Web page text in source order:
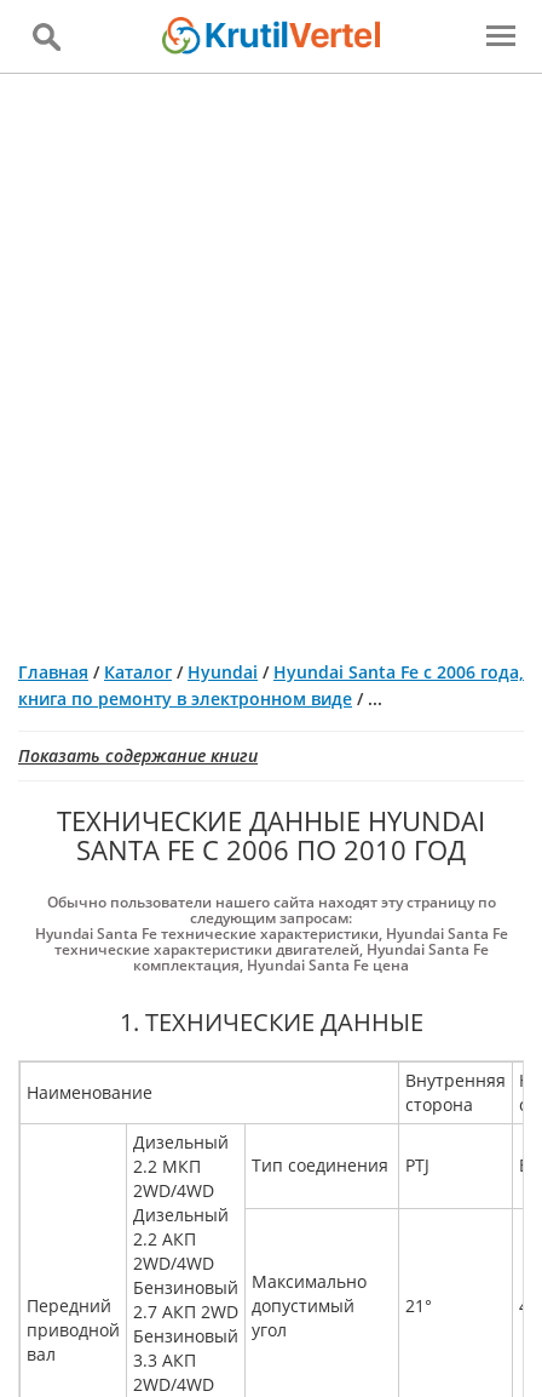
Главная / Каталог / Hyundai / Hyundai Santa Fe с 2006 года,
книга по ремонту в электронном виде / ...
Показать содержание книги
ТЕХНИЧЕСКИЕ ДАННЫЕ HYUNDAI
SANTA FE С 2006 ПО 2010 ГОД
Обычно пользователи нашего сайта находят эту страницу по
следующим запросам:
Hyundai Santa Fe технические характеристики, Hyundai Santa Fe
технические характеристики двигателей, Hyundai Santa Fe
комплектация, Hyundai Santa Fe цена
1. ТЕХНИЧЕСКИЕ ДАННЫЕ
Наименование
Внутренняя
сторона
Передний
приводной
вал
Дизельный
2.2 МКП
2WD/4WD
Дизельный
2.2 АКП
2WD/4WD
Бензиновый
2.7 АКП 2WD
Бензиновый
3.3 АКП
2WD/4WD
Тип соединения PTJ BJ
Максимально
допустимый
угол
21°